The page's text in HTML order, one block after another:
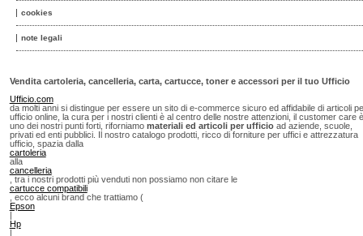
cookies
note legali
Vendita cartoleria, cancelleria, carta, cartucce, toner e accessori per il tuo Ufficio
Ufficio.com
da molti anni si distingue per essere un sito di e-commerce sicuro ed affidabile di articoli
ufficio online, la cura per i nostri clienti è al centro delle nostre attenzioni, il customer care è
uno dei nostri punti forti, riforniamo materiali ed articoli per ufficioad aziende, scuole,
privati ed enti pubblici. Il nostro catalogo prodotti, ricco di forniture per uffici e attrezzatura
ufficio, spazia dalla
cartoleria
alla
cancelleria
, tra i nostri prodotti più venduti non possiamo non citare le
cartucce compatibili
, ecco alcuni brand che trattiamo (
Epson
Hp